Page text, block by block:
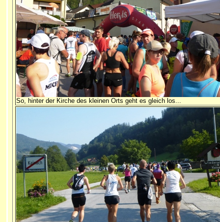
So, hinter der Kirche des kleinen Orts geht es gleich los...